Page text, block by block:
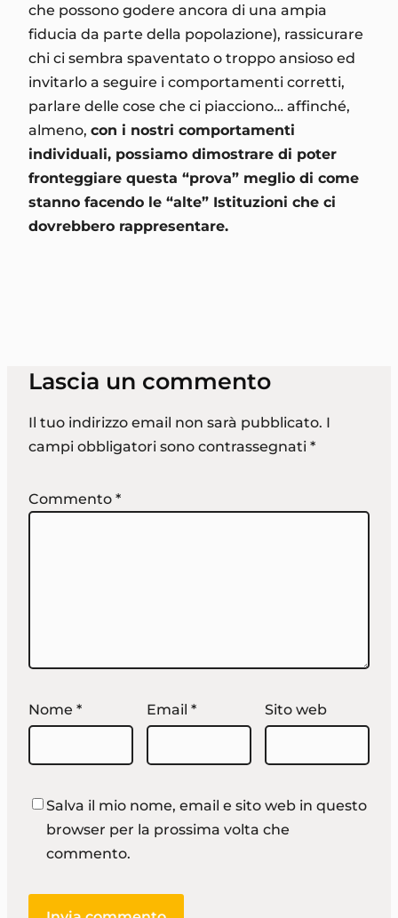
che possono godere ancora di una ampia
fiducia da parte della popolazione), rassicurare
chi ci sembra spaventato o troppo ansioso ed
invitarlo a seguire i comportamenti corretti,
parlare delle cose che ci piacciono… affinché,
almeno, con i nostri comportamenti
individuali, possiamo dimostrare di poter
fronteggiare questa “prova” meglio di come
stanno facendo le “alte” Istituzioni che ci
dovrebbero rappresentare.
Lascia un commento
Il tuo indirizzo email non sarà pubblicato. I
campi obbligatori sono contrassegnati *
Commento *
Nome * Email * Sito web
Salva il mio nome, email e sito web in questo
browser per la prossima volta che
commento.